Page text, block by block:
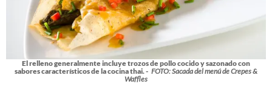
El relleno generalmente incluye trozos de pollo cocido y sazonado con
sabores característicos de la cocina thai. - FOTO: Sacada del menú de Crepes &
Waffles